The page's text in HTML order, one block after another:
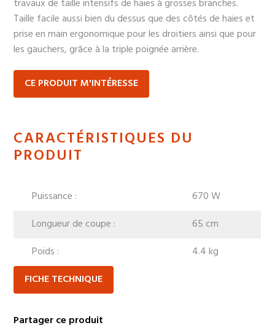
travaux de taille intensifs de haies à grosses branches.
Taille facile aussi bien du dessus que des côtés de haies et
prise en main ergonomique pour les droitiers ainsi que pour
les gauchers, grâce à la triple poignée arrière.
CE PRODUIT M'INTÉRESSE
CARACTÉRISTIQUES DU
PRODUIT
Puissance :
670 W
Longueur de coupe :
65 cm
Poids :
4.4 kg
FICHE TECHNIQUE
Partager ce produit